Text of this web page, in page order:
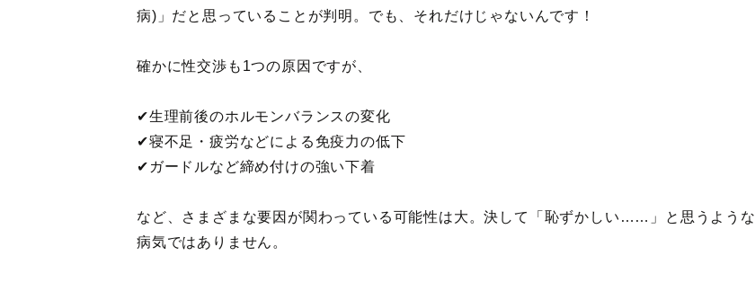
病)」だと思っていることが判明。でも、それだけじゃないんです！
確かに性交渉も1つの原因ですが、
✔︎生理前後のホルモンバランスの変化
✔︎寝不足・疲労などによる免疫力の低下
✔︎ガードルなど締め付けの強い下着
など、さまざまな要因が関わっている可能性は大。決して「恥ずかしい……」と思うような
病気ではありません。